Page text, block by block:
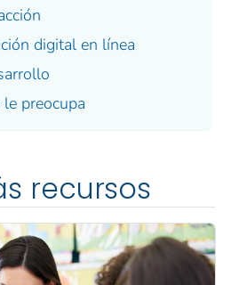
digital en línea
preocupa
recursos